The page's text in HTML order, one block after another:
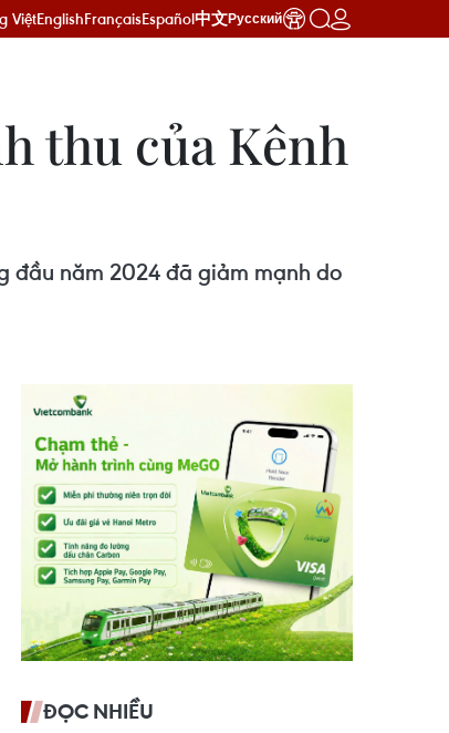
ViệtEnglishFrançaisEspañol中文Русский
thu của Kênh
đầu năm 2024 đã giảm mạnh do
ĐỌC NHIỀU